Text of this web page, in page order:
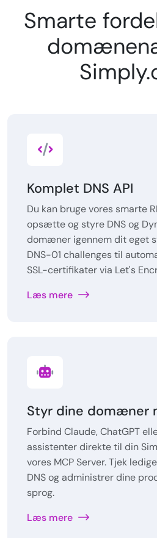
Smarte
Komplet DNS API
Du kan bruge vores smarte
opsætte og styre DNS og
domæner igennem dit eget
DNS-01 challenges til
SSL-certifikater via Let's
Læs mere
Styr dine domæner
Forbind Claude, ChatGPT
assistenter direkte til din
vores MCP Server. Tjek
DNS og administrer dine
sprog.
Læs mere